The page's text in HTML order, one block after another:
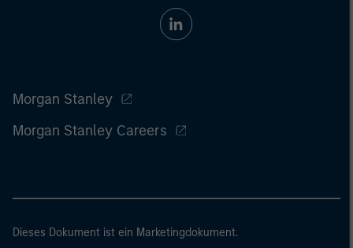
Morgan Stanley
Morgan Stanley Careers
Dieses Dokument ist ein Marketingdokument.